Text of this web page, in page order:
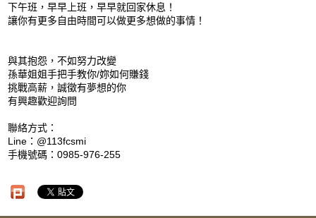
下午班，早早上班，早早就回家休息！
讓你有更多自由時間可以做更多想做的事情！
與其抱怨，不如努力改變
孫華姐姐手把手教你/妳如何賺錢
挑戰高薪，誠徵有夢想的你
有興趣歡迎詢問
聯絡方式：
Line：@113fcsmi
手機號碼：0985-976-255